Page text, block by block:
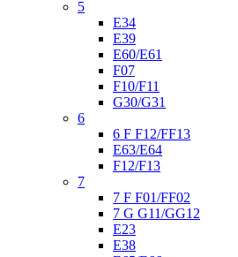
5
E34
E39
E60/E61
F07
F10/F11
G30/G31
6
6 F F12/FF13
E63/E64
F12/F13
7
7 F F01/FF02
7 G G11/GG12
E23
E38